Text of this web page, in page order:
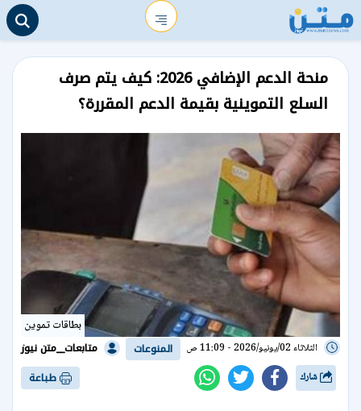
منحة الدعم الإضافي 2026: كيف يتم صرف
السلع التموينية بقيمة الدعم المقررة؟
بطاقات تموين
الثلاثاء 02/يونيو/2026 - 11:09 ص المنوعات متابعات__متن نيوز
طباعة